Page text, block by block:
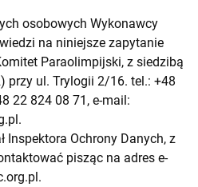
osobowych Wykonawcy
na niniejsze zapytanie
Paraolimpijski, z siedzibą
przy ul. Trylogii 2/16. tel.: +48
22 824 08 71, e-mail:
.
Inspektora Ochrony Danych, z
pisząc na adres e-
.